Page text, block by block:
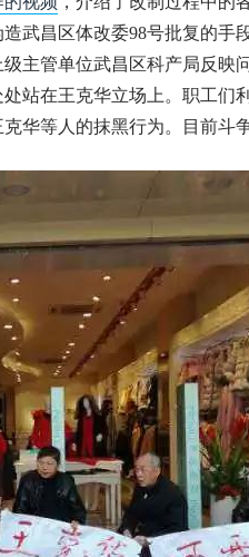
武昌区体改委98号批复的手
主管单位武昌区科产局反映
站在王克华立场上。职工们
华等人的抹黑行为。目前斗